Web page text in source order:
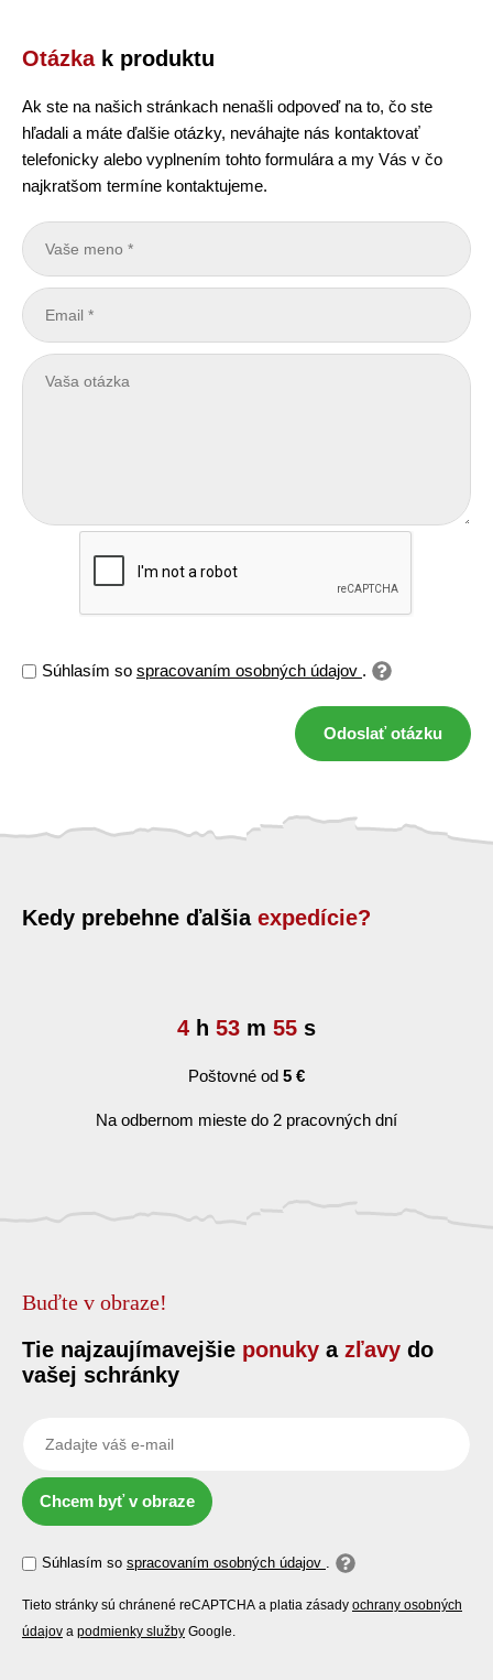
Otázkak produktu
Ak ste na našich stránkach nenašli odpoveď na to, čo ste
hľadali a máte ďalšie otázky, neváhajte nás kontaktovať
telefonicky alebo vyplnením tohto formulára a my Vás v čo
najkratšom termíne kontaktujeme.
Súhlasím so spracovaním osobných údajov .
Odoslať otázku
Kedy prebehne ďalšia expedície?
4 h 53 m 55 s
Poštovné od 5 €
Na odbernom mieste do 2 pracovných dní
Buďte v obraze!
Tie najzaujímavejšie ponuky a zľavy do
vašej schránky
Chcem byť v obraze
Súhlasím so spracovaním osobných údajov .
Tieto stránky sú chránené reCAPTCHA a platia zásady ochrany osobných
údajov a podmienky služby Google.